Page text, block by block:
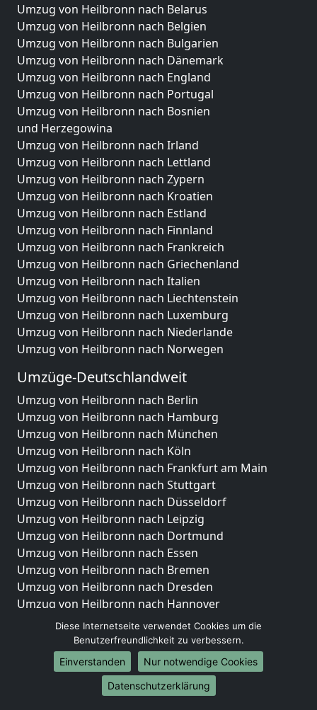
Umzug von Heilbronn nach Belarus
Umzug von Heilbronn nach Belgien
Umzug von Heilbronn nach Bulgarien
Umzug von Heilbronn nach Dänemark
Umzug von Heilbronn nach England
Umzug von Heilbronn nach Portugal
Umzug von Heilbronn nach Bosnien
und Herzegowina
Umzug von Heilbronn nach Irland
Umzug von Heilbronn nach Lettland
Umzug von Heilbronn nach Zypern
Umzug von Heilbronn nach Kroatien
Umzug von Heilbronn nach Estland
Umzug von Heilbronn nach Finnland
Umzug von Heilbronn nach Frankreich
Umzug von Heilbronn nach Griechenland
Umzug von Heilbronn nach Italien
Umzug von Heilbronn nach Liechtenstein
Umzug von Heilbronn nach Luxemburg
Umzug von Heilbronn nach Niederlande
Umzug von Heilbronn nach Norwegen
Umzüge-Deutschlandweit
Umzug von Heilbronn nach Berlin
Umzug von Heilbronn nach Hamburg
Umzug von Heilbronn nach München
Umzug von Heilbronn nach Köln
Umzug von Heilbronn nach Frankfurt am Main
Umzug von Heilbronn nach Stuttgart
Umzug von Heilbronn nach Düsseldorf
Umzug von Heilbronn nach Leipzig
Umzug von Heilbronn nach Dortmund
Umzug von Heilbronn nach Essen
Umzug von Heilbronn nach Bremen
Umzug von Heilbronn nach Dresden
Umzug von Heilbronn nach Hannover
Umzug von Heilbronn nach Nürnberg
Umzug von Heilbronn nach Duisburg
Umzug von Heilbronn nach Bochum
Umzug von Heilbronn nach Wuppertal
Umzug von Heilbronn nach Bielefeld
Diese Internetseite verwendet Cookies um die
Benutzerfreundlichkeit zu verbessern.
Einverstanden
Nur notwendige Cookies
Datenschutzerklärung